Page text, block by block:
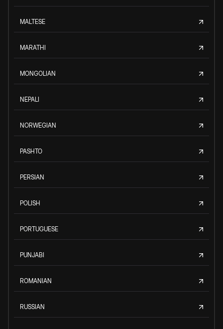
MALTESE
MARATHI
MONGOLIAN
NEPALI
NORWEGIAN
PASHTO
PERSIAN
POLISH
PORTUGUESE
PUNJABI
ROMANIAN
RUSSIAN